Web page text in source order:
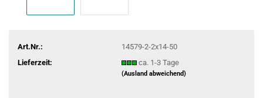
Art.Nr.:
14579-2-2x14-50
Lieferzeit:
ca. 1-3 Tage
(Ausland abweichend)